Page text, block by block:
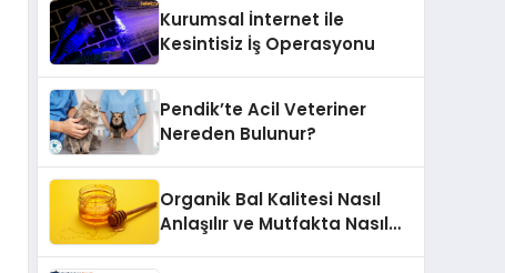
Kurumsal İnternet ile
Kesintisiz İş Operasyonu
Pendik’te Acil Veteriner
Nereden Bulunur?
Organik Bal Kalitesi Nasıl
Anlaşılır ve Mutfakta Nasıl